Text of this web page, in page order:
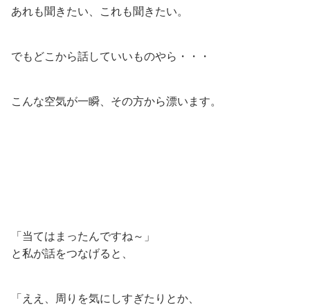
あれも聞きたい、これも聞きたい。
でもどこから話していいものやら・・・
こんな空気が一瞬、その方から漂います。
「当てはまったんですね～」
と私が話をつなげると、
「ええ、周りを気にしすぎたりとか、